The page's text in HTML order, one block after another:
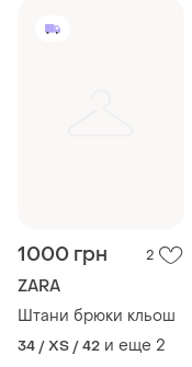
1000 грн 2
ZARA
Штани брюки кльош
34 / XS / 42 и еще 2